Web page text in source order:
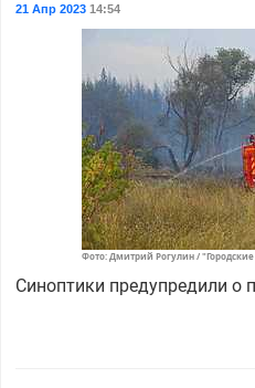
21 Апр 202314:54
Фото: Дмитрий Рогулин / "Городские
Синоптики предупредили о